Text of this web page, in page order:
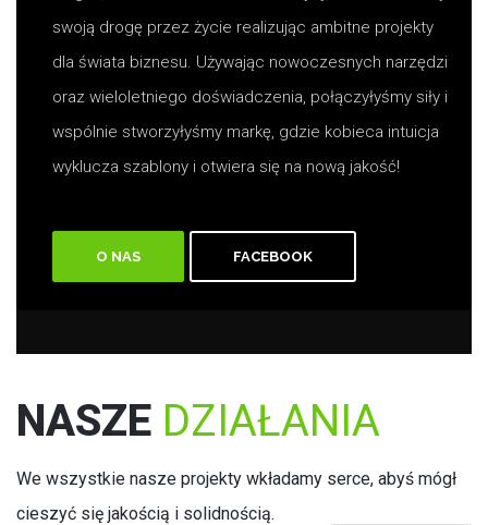
swoją drogę przez życie realizując ambitne projekty
dla świata biznesu. Używając nowoczesnych narzędzi
oraz wieloletniego doświadczenia, połączyłyśmy siły i
wspólnie stworzyłyśmy markę, gdzie kobieca intuicja
wyklucza szablony i otwiera się na nową jakość!
O NAS FACEBOOK
NASZE DZIAŁANIA
We wszystkie nasze projekty wkładamy serce, abyś mógł
cieszyć się jakością i solidnością.